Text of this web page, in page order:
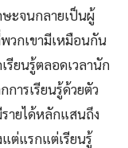
ะจนกลายเป็นผู้
วกเขามีเหมือนกัน
รียนรู้ตลอดเวลานัก
ารเรียนรู้ด้วยตัว
ายได้หลักแสนถึง
ต่แรกแต่เรียนรู้